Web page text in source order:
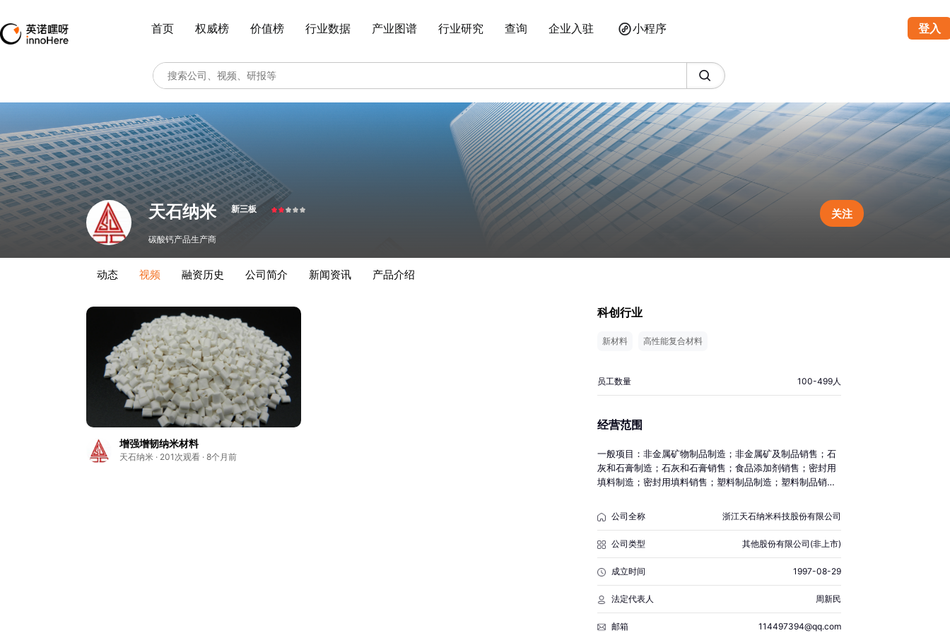
首页 权威榜 价值榜 行业数据 产业图谱 行业研究 查询 企业入驻 小程序 登入
天石纳米 新三板
碳酸钙产品生产商
关注
动态 视频 融资历史 公司简介 新闻资讯 产品介绍
增强增韧纳米材料
天石纳米 · 201次观看 · 8个月前
科创行业
新材料 高性能复合材料
员工数量 100-499人
经营范围
一般项目：非金属矿物制品制造；非金属矿及制品销售；石
灰和石膏制造；石灰和石膏销售；食品添加剂销售；密封用
填料制造；密封用填料销售；塑料制品制造；塑料制品销
术交流、技术转让、技术推广；货物进出口(除依法须经批准
的项目外，凭营业执照依法自主开展经营活动)。许可项目：
食品添加剂生产(依法须经批准的项目，经相关部门批准后方
可开展经营活动，具体经营项目以审批结果为准)。
公司全称 浙江天石纳米科技股份有限公司
公司类型 其他股份有限公司(非上市)
成立时间 1997-08-29
法定代表人 周新民
邮箱 114497394@qq.com